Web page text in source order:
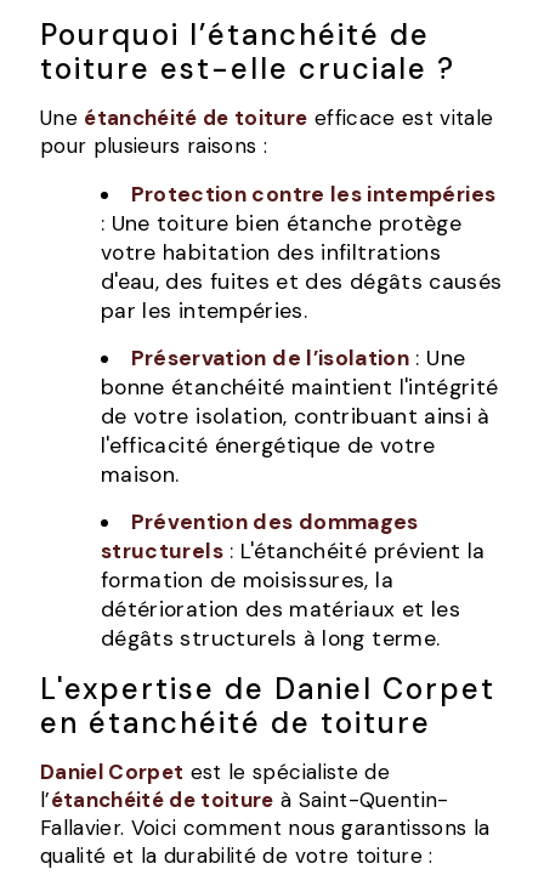
Pourquoi l’étanchéité de
toiture est-elle cruciale ?
Une étanchéité de toiture efficace est vitale
pour plusieurs raisons :
Protection contre les intempéries
: Une toiture bien étanche protège
votre habitation des infiltrations
d'eau, des fuites et des dégâts causés
par les intempéries.
Préservation de l’isolation : Une
bonne étanchéité maintient l'intégrité
de votre isolation, contribuant ainsi à
l'efficacité énergétique de votre
maison.
Prévention des dommages
structurels: L'étanchéité prévient la
formation de moisissures, la
détérioration des matériaux et les
dégâts structurels à long terme.
L'expertise de Daniel Corpet
en étanchéité de toiture
Daniel Corpet est le spécialiste de
l’étanchéité de toiture à Saint-Quentin-
Fallavier. Voici comment nous garantissons la
qualité et la durabilité de votre toiture :